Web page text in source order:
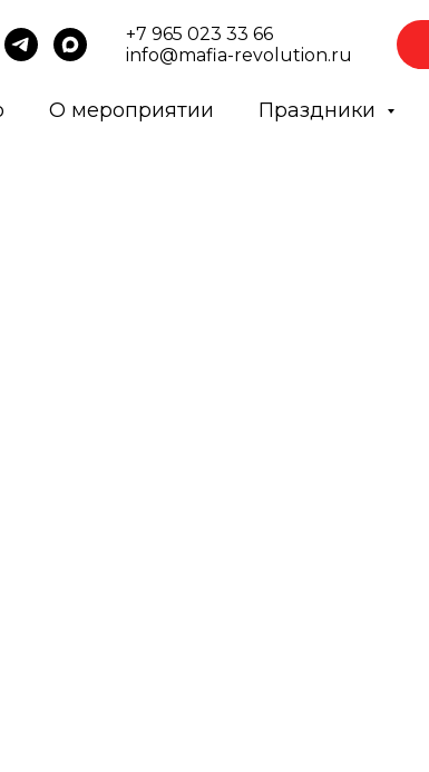
+7 965 023 33 66
info@mafia-revolution.ru
О мероприятии Праздники